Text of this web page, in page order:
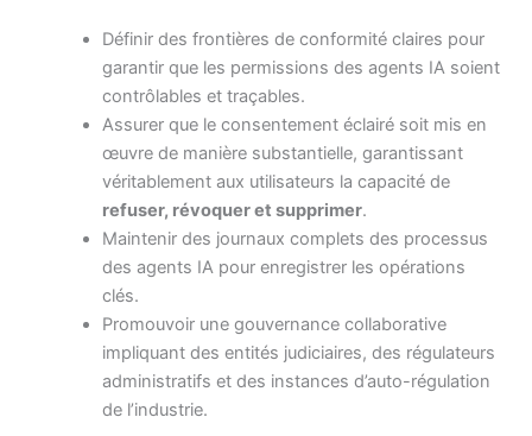
Définir des frontières de conformité claires pour
garantir que les permissions des agents IA soient
contrôlables et traçables.
Assurer que le consentement éclairé soit mis en
œuvre de manière substantielle, garantissant
véritablement aux utilisateurs la capacité de
refuser, révoquer et supprimer.
Maintenir des journaux complets des processus
des agents IA pour enregistrer les opérations
clés.
Promouvoir une gouvernance collaborative
impliquant des entités judiciaires, des régulateurs
administratifs et des instances d’auto-régulation
de l’industrie.